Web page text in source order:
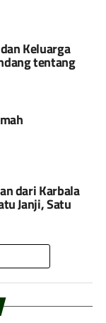
Keluarga
tentang
dari Karbala
Janji, Satu